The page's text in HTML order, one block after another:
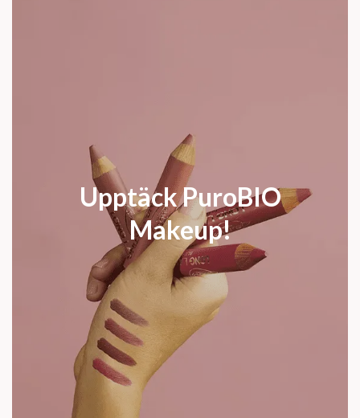
Upptäck PuroBIO
Makeup!